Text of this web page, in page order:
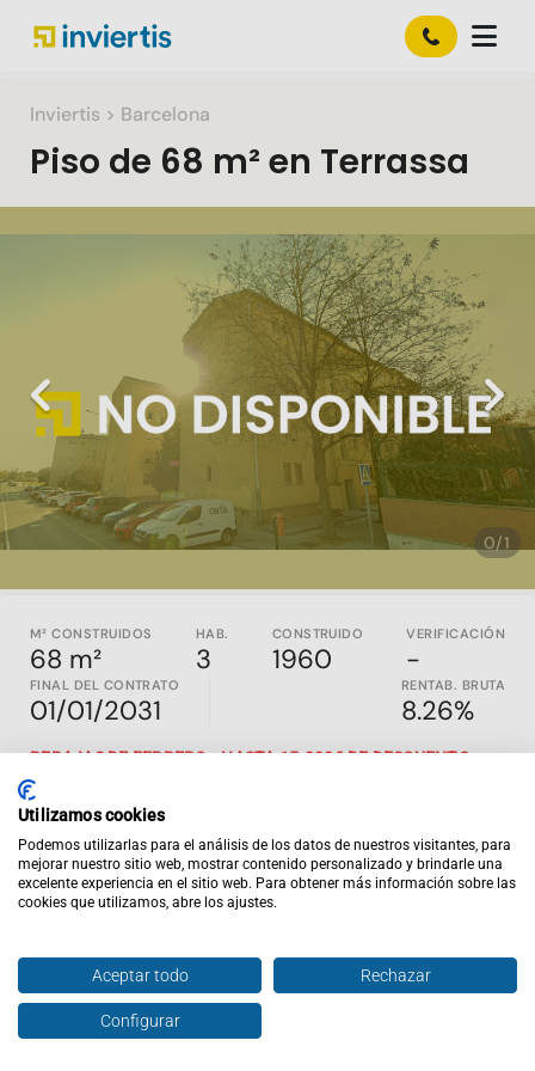
Inviertis > Barcelona
Piso de 68 m² en Terrassa
0/1
Previous Next
M² CONSTRUIDOS
68 m²
HAB.
3
CONSTRUIDO
1960
VERIFICACIÓN
-
FINAL DEL CONTRATO
01/01/2031
RENTAB. BRUTA
8.26%
REBAJAS DE FEBRERO - HASTA 15.000€ DE DESCUENTO -
SOLO HASTA EL 28 DE FEBRERO
PRECIO ANTERIOR: 128.000€
Propiedad construida en el año 1960 ubicada en Terrassa,
Barcelona. Se trata de un piso en la primera planta con una
superficie útil de 59,13m2. Ideal para inversores, ya que
En Inviertis, la web líder en inversión inmobiliaria en España,
podrás encontrar y comparar inmuebles en rentabilidad en
todo el país. Todos los activos publicados son en exclusiva,
cuentan con contrato de alquiler vigente y están al día de
Utilizamos cookies
Podemos utilizarlas para el análisis de los datos de nuestros visitantes, para
mejorar nuestro sitio web, mostrar contenido personalizado y brindarle una
excelente experiencia en el sitio web. Para obtener más información sobre las
cookies que utilizamos, abre los ajustes.
Aceptar todo Rechazar
Configurar